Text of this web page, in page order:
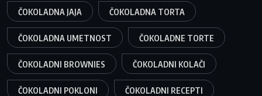
ČOKOLADNA JAJA ČOKOLADNA TORTA
ČOKOLADNA UMETNOST ČOKOLADNE TORTE
ČOKOLADNI BROWNIES ČOKOLADNI KOLAČI
ČOKOLADNI POKLONI ČOKOLADNI RECEPTI